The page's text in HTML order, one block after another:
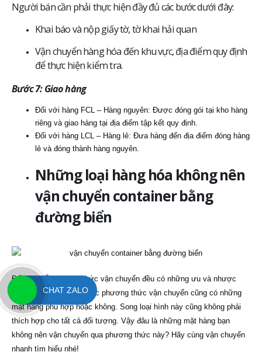
Người bán cần phải thực hiện đầy đủ các bước dưới đây:
Khai báo và nộp giấy tờ, tờ khai hải quan
Vận chuyển hàng hóa đến khu vực, địa điểm quy định
để thực hiện kiểm tra.
Bước 7: Giao hàng
Đối với hàng FCL – Hàng nguyên: Được đóng gói tại kho hàng
riêng và giao hàng tại địa điểm tập kết quy định.
Đối với hàng LCL – Hàng lẻ: Đưa hàng đến địa điểm đóng hàng
lẻ và đóng thành hàng nguyên.
Những loại hàng hóa không nên
vận chuyển container bằng
đường biển
Đối với mỗi phương thức vận chuyển đều có những ưu và nhược
điểm riêng. Đồng thời các phương thức vận chuyển cũng có những
mặt hàng phù hợp hoặc không. Song loại hình này cũng không phải
thích hợp cho tất cả đối tượng. Vậy đâu là những mặt hàng bạn
không nên vận chuyển qua phương thức này? Hãy cùng vận chuyển
nhanh tìm hiểu nhé!
CHAT ZALO